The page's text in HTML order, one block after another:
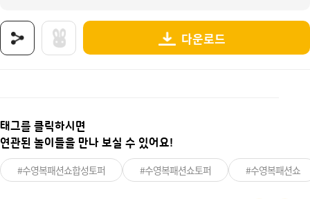
다운로드
태그를 클릭하시면
연관된 놀이들을 만나 보실 수 있어요!
#수영복패션쇼합성토퍼 #수영복패션쇼토퍼 #수영복패션쇼